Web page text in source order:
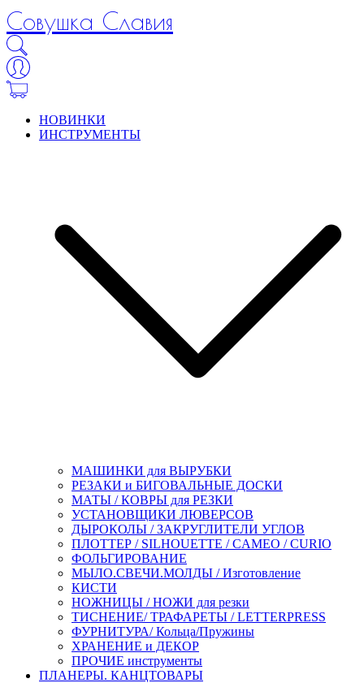
Совушка Славия
НОВИНКИ
ИНСТРУМЕНТЫ
МАШИНКИ для ВЫРУБКИ
РЕЗАКИ и БИГОВАЛЬНЫЕ ДОСКИ
МАТЫ / КОВРЫ для РЕЗКИ
УСТАНОВЩИКИ ЛЮВЕРСОВ
ДЫРОКОЛЫ / ЗАКРУГЛИТЕЛИ УГЛОВ
ПЛОТТЕР / SILHOUETTE / CAMEO / CURIO
ФОЛЬГИРОВАНИЕ
МЫЛО.СВЕЧИ.МОЛДЫ / Изготовление
КИСТИ
НОЖНИЦЫ / НОЖИ для резки
ТИСНЕНИЕ/ ТРАФАРЕТЫ / LETTERPRESS
ФУРНИТУРА/ Кольца/Пружины
ХРАНЕНИЕ и ДЕКОР
ПРОЧИЕ инструменты
ПЛАНЕРЫ. КАНЦТОВАРЫ